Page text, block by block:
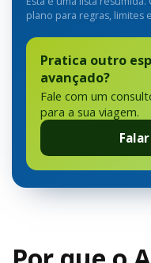
plano para regras, limites
Pratica outro
avançado?
Fale com um
para a sua viagem.